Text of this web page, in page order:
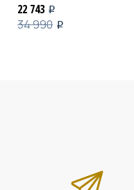
22 743 i
34 990 i